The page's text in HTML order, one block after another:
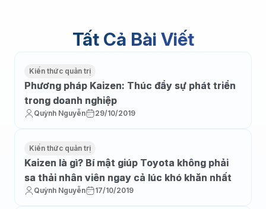
Tất Cả Bài Viết
Kiến thức quản trị
Phương pháp Kaizen: Thúc đẩy sự phát triển
trong doanh nghiệp
Quỳnh Nguyễn 29/10/2019
Kiến thức quản trị
Kaizen là gì? Bí mật giúp Toyota không phải
sa thải nhân viên ngay cả lúc khó khăn nhất
Quỳnh Nguyễn 17/10/2019